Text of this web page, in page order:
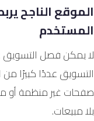
الموقع الناجح
المستخدم
لا يمكن فصل
التسويق عددًا كبيرًا من
صفحات غير منظمة أو
بلا مبيعات.